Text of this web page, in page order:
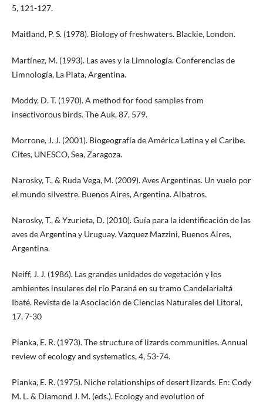
5, 121-127.
Maitland, P. S. (1978). Biology of freshwaters. Blackie, London.
Martínez, M. (1993). Las aves y la Limnología. Conferencias de
Limnología, La Plata, Argentina.
Moddy, D. T. (1970). A method for food samples from
insectivorous birds. The Auk, 87, 579.
Morrone, J. J. (2001). Biogeografía de América Latina y el Caribe.
Cites, UNESCO, Sea, Zaragoza.
Narosky, T., & Ruda Vega, M. (2009). Aves Argentinas. Un vuelo por
el mundo silvestre. Buenos Aires, Argentina. Albatros.
Narosky, T., & Yzurieta, D. (2010). Guía para la identificación de las
aves de Argentina y Uruguay. Vazquez Mazzini, Buenos Aires,
Argentina.
Neiff, J. J. (1986). Las grandes unidades de vegetación y los
ambientes insulares del río Paraná en su tramo CandelariaItá
Ibaté. Revista de la Asociación de Ciencias Naturales del Litoral,
17, 7-30
Pianka, E. R. (1973). The structure of lizards communities. Annual
review of ecology and systematics, 4, 53-74.
Pianka, E. R. (1975). Niche relationships of desert lizards. En: Cody
M. L. & Diamond J. M. (eds.). Ecology and evolution of